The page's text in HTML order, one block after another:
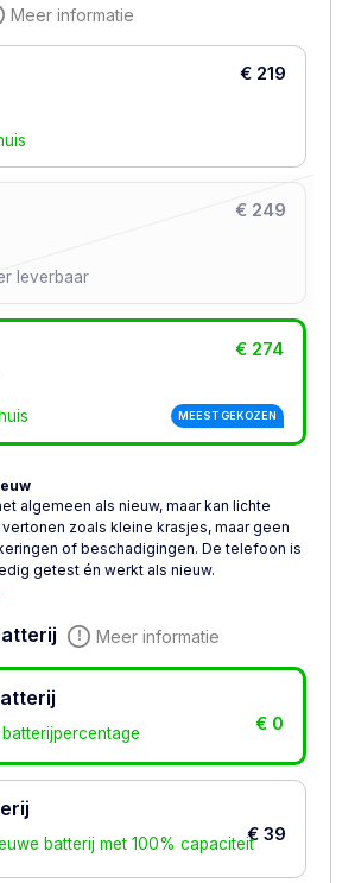
Meer informatie
€ 219
€ 249
leverbaar
MEEST GEKOZEN
€ 274
algemeen als nieuw, maar kan lichte
zoals kleine krasjes, maar geen
of beschadigingen. De telefoon is
getest én werkt als nieuw.
Meer informatie
€ 0
€ 39
batterij met 100% capaciteit